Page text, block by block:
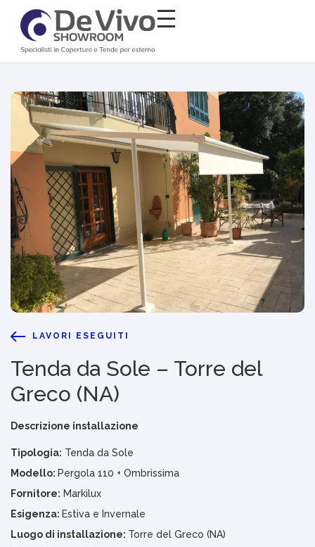
LAVORI ESEGUITI
Tenda da Sole – Torre del
Greco (NA)
Descrizione installazione
Tipologia: Tenda da Sole
Modello: Pergola 110 + Ombrissima
Fornitore: Markilux
Esigenza: Estiva e Invernale
Luogo di installazione: Torre del Greco (NA)